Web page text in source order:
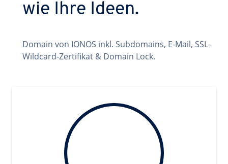
wie Ihre Ideen.
Domain von IONOS inkl. Subdomains, E-Mail, SSL-
Wildcard-Zertifikat & Domain Lock.